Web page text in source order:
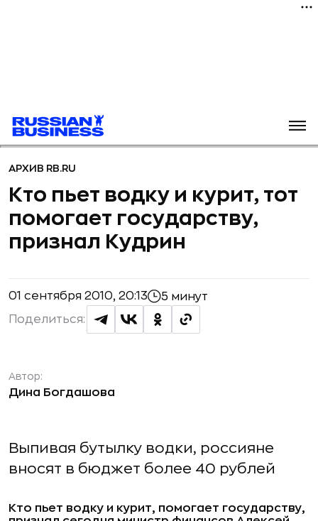
АРХИВ RB.RU
Кто пьет водку и курит, тот
помогает государству,
признал Кудрин
01 сентября 2010, 20:13 5 минут
Поделиться:
Автор:
Дина Богдашова
Выпивая бутылку водки, россияне
вносят в бюджет более 40 рублей
Кто пьет водку и курит, помогает государству,